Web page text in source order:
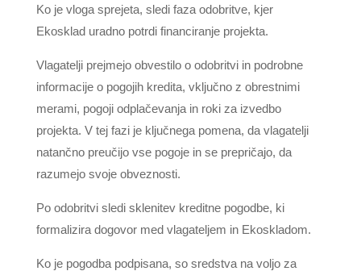
Ko je vloga sprejeta, sledi faza odobritve, kjer
Ekosklad uradno potrdi financiranje projekta.
Vlagatelji prejmejo obvestilo o odobritvi in podrobne
informacije o pogojih kredita, vključno z obrestnimi
merami, pogoji odplačevanja in roki za izvedbo
projekta. V tej fazi je ključnega pomena, da vlagatelji
natančno preučijo vse pogoje in se prepričajo, da
razumejo svoje obveznosti.
Po odobritvi sledi sklenitev kreditne pogodbe, ki
formalizira dogovor med vlagateljem in Ekoskladom.
Ko je pogodba podpisana, so sredstva na voljo za